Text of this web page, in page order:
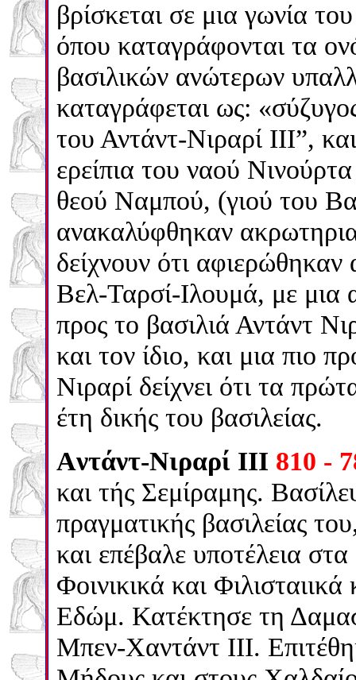
βρίσκεται σε μια γωνία
όπου καταγράφονται τα
βασιλικών ανώτερων
καταγράφεται ως:
του Αντάντ-Νιραρί ΙΙΙ”,
ερείπια του ναού
θεού Ναμπού, (γιού του
ανακαλύφθηκαν
δείχνουν ότι
Βελ-Ταρσί-Ιλουμά, με μια
προς το βασιλιά Αντάντ
και τον ίδιο, και μια πιο
Νιραρί δείχνει ότι τα
έτη δικής του βασιλείας.
Aντάντ-Nιραρί III 810 -
και τής Σεμίραμης.
πραγματικής βασιλείας
και επέβαλε υποτέλεια
Φοινικικά και
Εδώμ. Κατέκτησε τη
Μπεν-Χαντάντ ΙΙΙ.